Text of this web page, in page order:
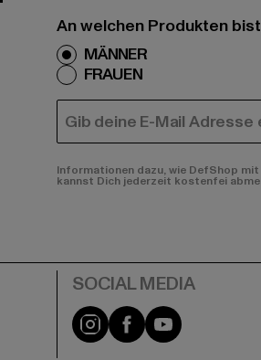
An welchen Produkten
MÄNNER
FRAUEN
E-MAIL
Informationen dazu, wie DefShop
kannst Dich jederzeit kostenfei
Instagram
FacebookYouTube